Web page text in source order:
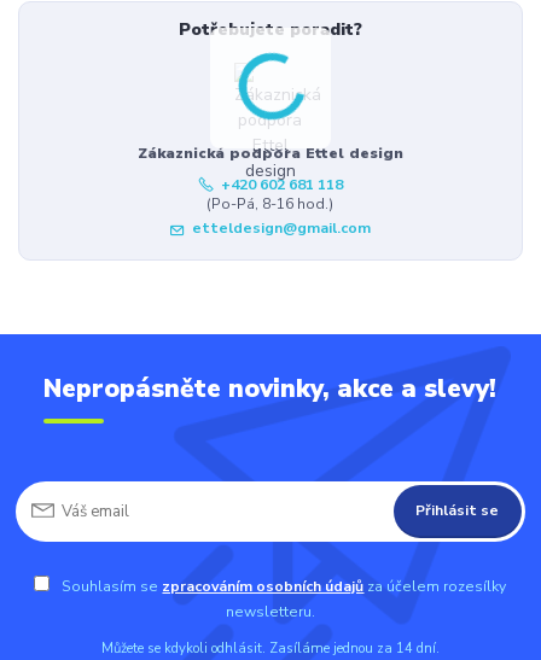
Potřebujete poradit?
Zákaznická podpora Ettel design
+420 602 681 118
(Po-Pá, 8-16 hod.)
etteldesign@gmail.com
Nepropásněte novinky, akce a slevy!
Přihlásit se
Souhlasím se zpracováním osobních údajů za účelem rozesílky
newsletteru.
Můžete se kdykoli odhlásit. Zasíláme jednou za 14 dní.